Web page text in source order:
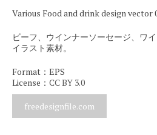
Various Food and drink design vector
ビーフ、ウインナーソーセージ、ワ
イラスト素材。
Format：EPS
License： CC BY 3.0
freedesignfile.com